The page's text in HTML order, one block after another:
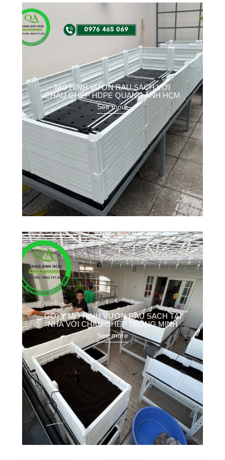
MÔ HÌNH VƯỜN RAU SẠCH VỚI
CHẬU GHÉP HDPE QUANG ANH HCM
See more
GỢI Ý MÔ HÌNH VƯỜN RAU SẠCH TẠI
NHÀ VỚI CHẬU GHÉP THÔNG MINH
See more